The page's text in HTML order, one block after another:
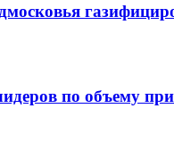
по объему